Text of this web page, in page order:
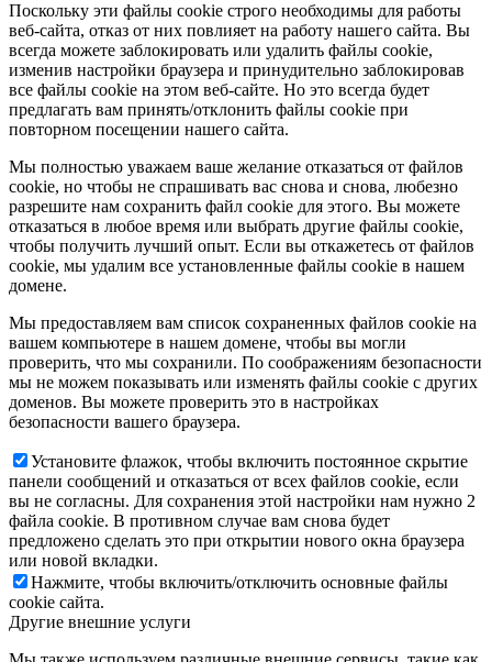
Поскольку эти файлы cookie строго необходимы для работы
веб-сайта, отказ от них повлияет на работу нашего сайта. Вы
всегда можете заблокировать или удалить файлы cookie,
изменив настройки браузера и принудительно заблокировав
все файлы cookie на этом веб-сайте. Но это всегда будет
предлагать вам принять/отклонить файлы cookie при
повторном посещении нашего сайта.
Мы полностью уважаем ваше желание отказаться от файлов
cookie, но чтобы не спрашивать вас снова и снова, любезно
разрешите нам сохранить файл cookie для этого. Вы можете
отказаться в любое время или выбрать другие файлы cookie,
чтобы получить лучший опыт. Если вы откажетесь от файлов
cookie, мы удалим все установленные файлы cookie в нашем
домене.
Мы предоставляем вам список сохраненных файлов cookie на
вашем компьютере в нашем домене, чтобы вы могли
проверить, что мы сохранили. По соображениям безопасности
мы не можем показывать или изменять файлы cookie с других
доменов. Вы можете проверить это в настройках
безопасности вашего браузера.
Установите флажок, чтобы включить постоянное скрытие
панели сообщений и отказаться от всех файлов cookie, если
вы не согласны. Для сохранения этой настройки нам нужно 2
файла cookie. В противном случае вам снова будет
предложено сделать это при открытии нового окна браузера
или новой вкладки.
Нажмите, чтобы включить/отключить основные файлы
cookie сайта.
Другие внешние услуги